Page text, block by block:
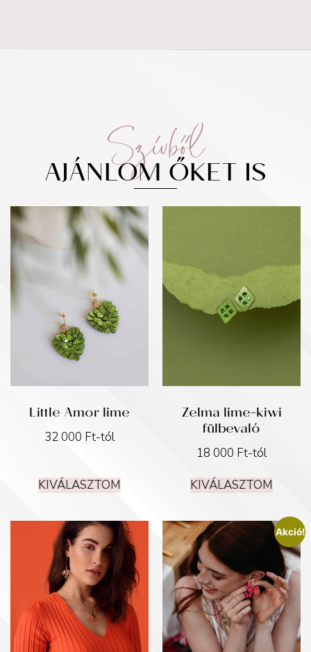
Szívből
AJÁNLOM ŐKET IS
Little Amor lime
32 000 Ft-tól
KIVÁLASZTOM
Zelma lime-kiwi
fülbevaló
18 000 Ft-tól
KIVÁLASZTOM
Akció!